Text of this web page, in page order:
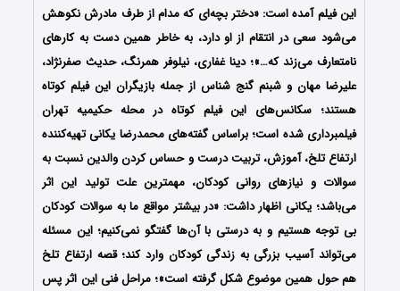
این فیلم آمده است: «دختر بچه‌ای که مدام از طرف مادرش نکوهش
می‌شود سعی در انتقام از او دارد، به خاطر همین دست به کارهای
نامتعارف می‌زند که…»؛ دینا غفاری، نیلوفر همرنگ، حدیث صفرنژاد،
علیرضا مهان و شبنم گنج شناس از جمله بازیگران این فیلم کوتاه
هستند؛ سکانس‌های این فیلم کوتاه در محله حکیمیه تهران
فیلمبرداری شده است؛ براساس گفته‌های محمدرضا یکانی تهیه‌کننده
ارتفاع تلخ، آموزش، تربیت درست و حساس کردن والدین نسبت به
سوالات و نیازهای روانی کودکان، مهمترین علت تولید این اثر
می‌باشد؛ یکانی اظهار داشت: «در بیشتر مواقع ما به سوالات کودکان
بی توجه هستیم و به درستی با آن‌ها گفتگو نمی‌کنیم؛ این مسئله
می‌تواند آسیب بزرگی به زندگی کودکان وارد کند؛ قصه ارتفاع تلخ
هم حول همین موضوع شکل گرفته است»؛ مراحل فنی این اثر پس